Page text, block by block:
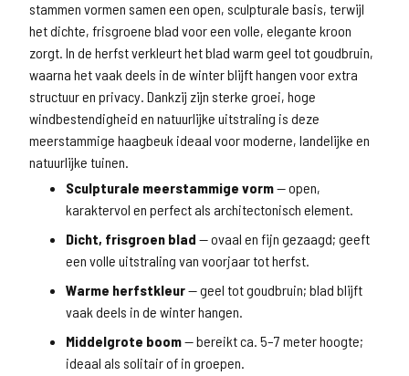
stammen vormen samen een open, sculpturale basis, terwijl
het dichte, frisgroene blad voor een volle, elegante kroon
zorgt. In de herfst verkleurt het blad warm geel tot goudbruin,
waarna het vaak deels in de winter blijft hangen voor extra
structuur en privacy. Dankzij zijn sterke groei, hoge
windbestendigheid en natuurlijke uitstraling is deze
meerstammige haagbeuk ideaal voor moderne, landelijke en
natuurlijke tuinen.
Sculpturale meerstammige vorm— open,
karaktervol en perfect als architectonisch element.
Dicht, frisgroen blad — ovaal en fijn gezaagd; geeft
een volle uitstraling van voorjaar tot herfst.
Warme herfstkleur— geel tot goudbruin; blad blijft
vaak deels in de winter hangen.
Middelgrote boom— bereikt ca. 5–7 meter hoogte;
ideaal als solitair of in groepen.